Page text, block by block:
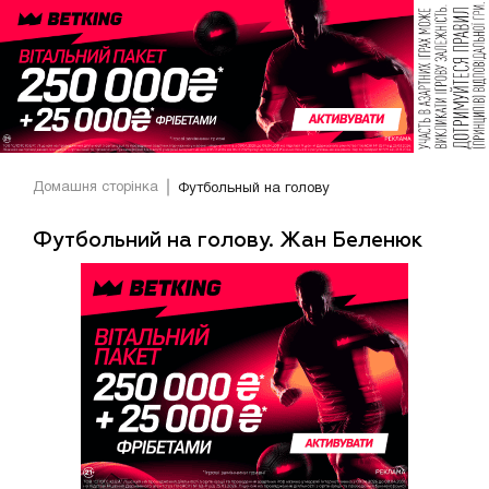
Домашня сторінка Футбольный на голову
Футбольний на голову. Жан Беленюк